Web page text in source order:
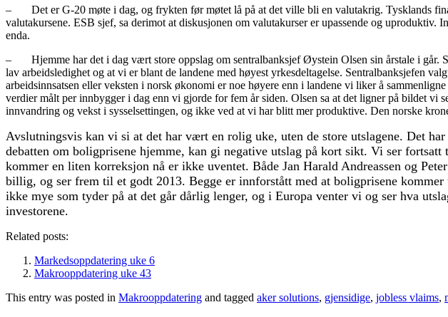
– Det er G-20 møte i dag, og frykten før møtet lå på at det ville bli en valutakrig. Tysklands
valutakursene. ESB sjef, sa derimot at diskusjonen om valutakurser er upassende og
enda.
– Hjemme har det i dag vært store oppslag om sentralbanksjef Øystein Olsen sin årstale i går.
lav arbeidsledighet og at vi er blant de landene med høyest yrkesdeltagelse. Sentralbanksjefen
arbeidsinnsatsen eller veksten i norsk økonomi er noe høyere enn i landene vi liker å
verdier målt per innbygger i dag enn vi gjorde for fem år siden. Olsen sa at det ligner på bildet
innvandring og vekst i sysselsettingen, og ikke ved at vi har blitt mer produktive. Den norske
Avslutningsvis kan vi si at det har vært en rolig uke, uten de store utslagene. Det
debatten om boligprisene hjemme, kan gi negative utslag på kort sikt. Vi ser
kommer en liten korreksjon nå er ikke uventet. Både Jan Harald Andreassen og
billig, og ser frem til et godt 2013. Begge er innforstått med at boligprisene
ikke mye som tyder på at det går dårlig lenger, og i Europa venter vi og ser hva
investorene.
Related posts:
Markedsoppdatering uke 6
Makrooppdatering uke 43
This entry was posted in Makrooppdatering and tagged aker solutions, gjensidige, jobless vlaims,